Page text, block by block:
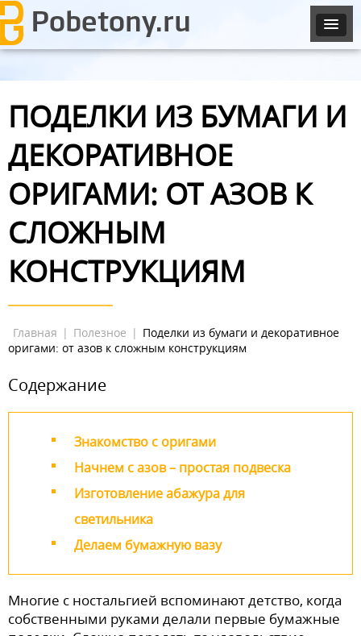
ПОДЕЛКИ ИЗ БУМАГИ И
ДЕКОРАТИВНОЕ
ОРИГАМИ: ОТ АЗОВ К
СЛОЖНЫМ
КОНСТРУКЦИЯМ
Главная | Полезное | Поделки из бумаги и декоративное
оригами: от азов к сложным конструкциям
Содержание
Знакомство с оригами
Начнем с азов – простая подвеска
Изготовление абажура для
светильника
Делаем бумажную вазу
Многие с ностальгией вспоминают детство, когда
собственными руками делали первые бумажные